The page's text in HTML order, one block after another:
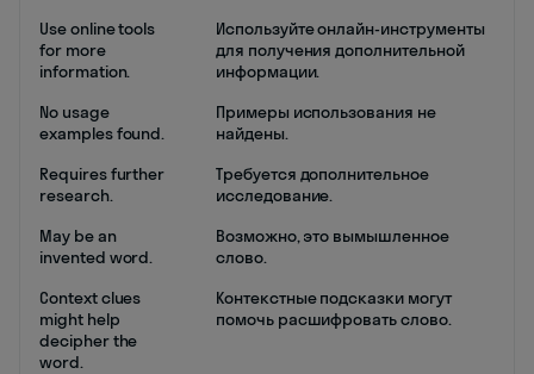
Use online tools
for more
information.
Используйте онлайн-инструменты
для получения дополнительной
информации.
No usage
examples found.
Примеры использования не
найдены.
Requires further
research.
Требуется дополнительное
исследование.
May be an
invented word.
Возможно, это вымышленное
слово.
Context clues
might help
decipher the
word.
Контекстные подсказки могут
помочь расшифровать слово.